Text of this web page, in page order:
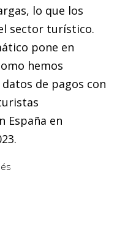
lo que los
sector turístico.
pone en
hemos
de pagos con
España en